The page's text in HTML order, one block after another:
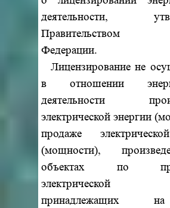
деятельности,
Правительством
Федерации.
Лицензирование не
в отношении
деятельности
электрической энергии
продаже
(мощности),
объектах по
электрической
принадлежащих